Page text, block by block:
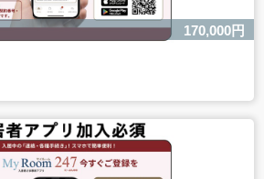
170,000円